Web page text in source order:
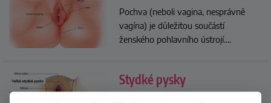
Pochva (neboli vagina, nesprávně
vagína) je důležitou součástí
ženského pohlavního ústrojí....
Stydké pysky